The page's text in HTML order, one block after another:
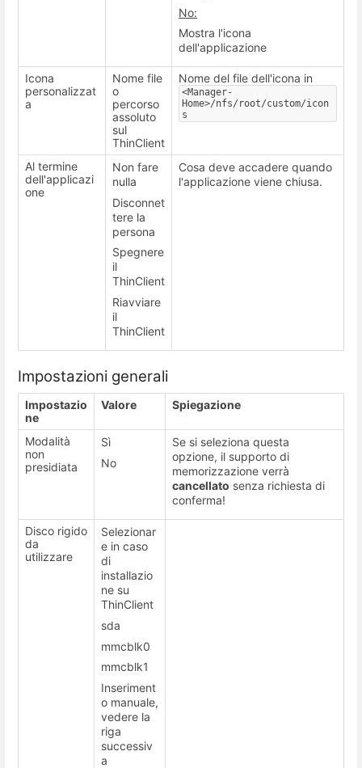
No:
Mostra l'icona
dell'applicazione
Icona
personalizzat
a
Nome file
o
percorso
assoluto
sul
ThinClient
Nome del file dell'icona in
<Manager-
Home>/nfs/root/custom/icon
s
Al termine
dell'applicazi
one
Non fare
nulla
Disconnet
tere la
persona
Spegnere
il
ThinClient
Riavviare
il
ThinClient
Cosa deve accadere quando
l'applicazione viene chiusa.
Impostazioni generali
Impostazio
ne
Valore Spiegazione
Modalità
non
presidiata
Sì
No
Se si seleziona questa
opzione, il supporto di
memorizzazione verrà
cancellato senza richiesta di
conferma!
Disco rigido
da
utilizzare
Selezionar
e in caso
di
installazio
ne su
ThinClient
sda
mmcblk0
mmcblk1
Inseriment
o manuale,
vedere la
riga
successiv
a